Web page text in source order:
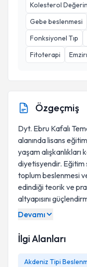
Kolesterol
Gebe beslenmesi
Fonksiyonel Tıp
Fitoterapi
Özgeçmiş
Dyt. Ebru Kafalı
alanında lisans
yaşam alışkanlıkları
diyetisyendir. Eğitim
toplum beslenmesi
edindiği teorik ve
altyapısını
Devamı
İlgi Alanları
Akdeniz Tipi